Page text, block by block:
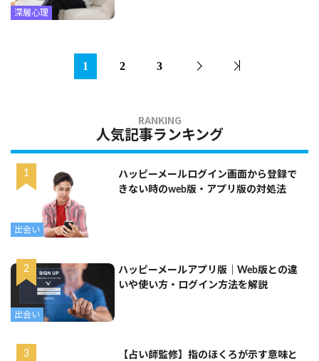
深層心理
1 2 3
人気記事ランキング
出会い
ハッピーメールログイン画面から登録で
きない時のweb版・アプリ版の対処法
出会い
ハッピーメールアプリ版｜Web版との違
いや使い方・ログイン方法を解説
【占い師監修】指のほくろが示す意味と